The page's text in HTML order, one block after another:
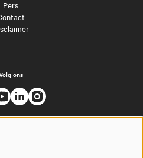
Pers
ons